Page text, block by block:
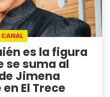
CANAL
es la figura
se suma al
Jimena
El Trece